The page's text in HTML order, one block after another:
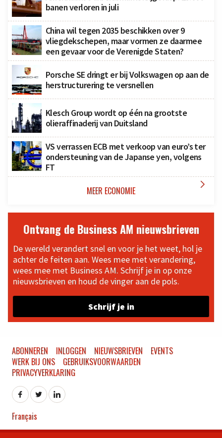
banen verloren in juli
China wil tegen 2035 beschikken over 9
vliegdekschepen, maar vormen ze daarmee
een gevaar voor de Verenigde Staten?
Porsche SE dringt er bij Volkswagen op aan de
herstructurering te versnellen
Klesch Group wordt op één na grootste
olieraffinaderij van Duitsland
VS verrassen ECB met verkoop van euro’s ter
ondersteuning van de Japanse yen, volgens
FT
MEER ECONOMIE 
Ontvang de Business AM nieuwsbrieven
De wereld verandert snel en voor je het weet, hol je
achter de feiten aan. Wees mee met verandering,
wees mee met Business AM. Schrijf je in op onze
nieuwsbrieven en houd de vinger aan de pols.
Schrijf je in
ABONNEREN INLOGGEN NIEUWSBRIEVEN
EVENTS
WERK BIJ ONS
GEBRUIKSVOORWAARDEN
PRIVACYVERKLARING
Français